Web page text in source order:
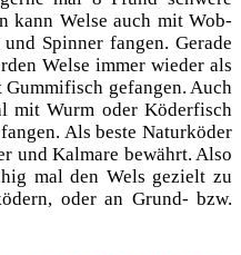
kann Wel­se auch mit Wob­
Spin­ner fan­gen. Gera­de
Wel­se immer wie­der als
gefan­gen. Auch
mit Wurm oder Köder­fisch
Als bes­te Natur­kö­der
und Kal­ma­re bewährt. Also
mal den Wels gezielt zu
oder an Grund- bzw.